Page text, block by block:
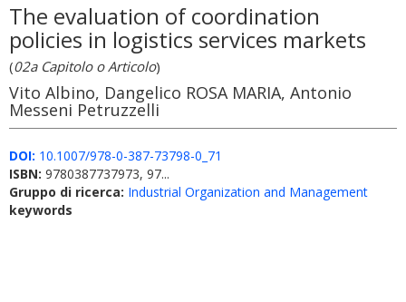
The evaluation of coordination
policies in logistics services markets
(02a Capitolo o Articolo)
Vito Albino, Dangelico ROSA MARIA, Antonio
Messeni Petruzzelli
DOI: 10.1007/978-0-387-73798-0_71
ISBN: 9780387737973, 97...
Gruppo di ricerca: Industrial Organization and Management
keywords